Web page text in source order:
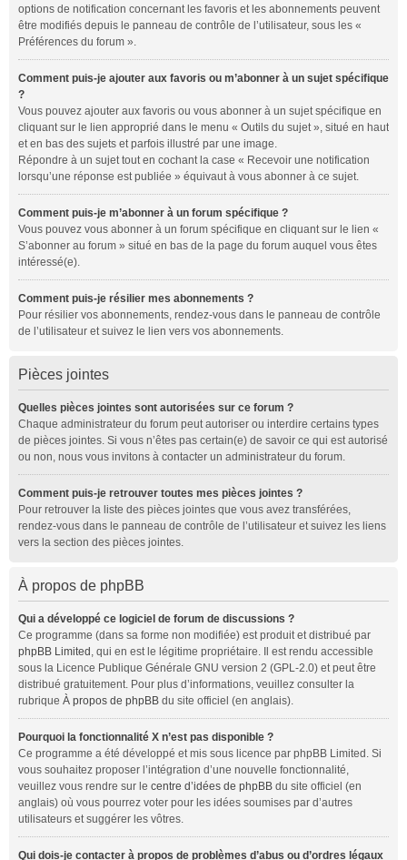
options de notification concernant les favoris et les abonnements peuvent
être modifiés depuis le panneau de contrôle de l’utilisateur, sous les «
Préférences du forum ».
Comment puis-je ajouter aux favoris ou m’abonner à un sujet spécifique
?
Vous pouvez ajouter aux favoris ou vous abonner à un sujet spécifique en
cliquant sur le lien approprié dans le menu « Outils du sujet », situé en haut
et en bas des sujets et parfois illustré par une image.
Répondre à un sujet tout en cochant la case « Recevoir une notification
lorsqu’une réponse est publiée » équivaut à vous abonner à ce sujet.
Comment puis-je m’abonner à un forum spécifique ?
Vous pouvez vous abonner à un forum spécifique en cliquant sur le lien «
S’abonner au forum » situé en bas de la page du forum auquel vous êtes
intéressé(e).
Comment puis-je résilier mes abonnements ?
Pour résilier vos abonnements, rendez-vous dans le panneau de contrôle
de l’utilisateur et suivez le lien vers vos abonnements.
Pièces jointes
Quelles pièces jointes sont autorisées sur ce forum ?
Chaque administrateur du forum peut autoriser ou interdire certains types
de pièces jointes. Si vous n’êtes pas certain(e) de savoir ce qui est autorisé
ou non, nous vous invitons à contacter un administrateur du forum.
Comment puis-je retrouver toutes mes pièces jointes ?
Pour retrouver la liste des pièces jointes que vous avez transférées,
rendez-vous dans le panneau de contrôle de l’utilisateur et suivez les liens
vers la section des pièces jointes.
À propos de phpBB
Qui a développé ce logiciel de forum de discussions ?
Ce programme (dans sa forme non modifiée) est produit et distribué par
phpBB Limited , qui en est le légitime propriétaire. Il est rendu accessible
sous la Licence Publique Générale GNU version 2 (GPL-2.0) et peut être
distribué gratuitement. Pour plus d’informations, veuillez consulter la
rubrique À propos de phpBB du site officiel (en anglais).
Pourquoi la fonctionnalité X n’est pas disponible ?
Ce programme a été développé et mis sous licence par phpBB Limited. Si
vous souhaitez proposer l’intégration d’une nouvelle fonctionnalité,
veuillez vous rendre sur le centre d’idées de phpBB du site officiel (en
anglais) où vous pourrez voter pour les idées soumises par d’autres
utilisateurs et suggérer les vôtres.
Qui dois-je contacter à propos de problèmes d’abus ou d’ordres légaux